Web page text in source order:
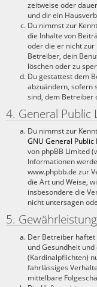
zeitweise oder
und dir ein
Du nimmst zur
die Inhalte von
oder die er nicht
Betreiber, dein
löschen oder zu
Du gestattest dem
abzuändern, sofern
sind, dem Betreiber
4. General Public
Du nimmst zur
GNU General Public
von phpBB Limited
Informationen
www.phpbb.de zur
die Art und Weise,
insbesondere die
nicht untersagen
5. Gewährleistung
Der Betreiber haftet
und Gesundheit
(Kardinalpflichten)
fahrlässiges
mittelbare